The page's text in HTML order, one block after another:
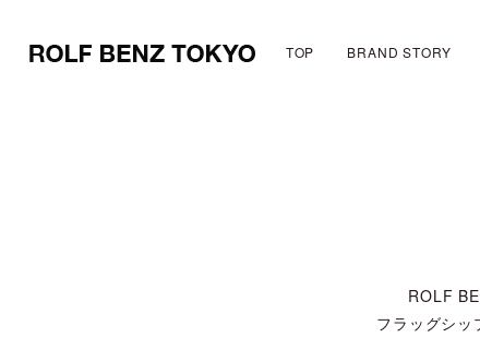
TOP BRAND STORY
ROLF
フラッグシッ